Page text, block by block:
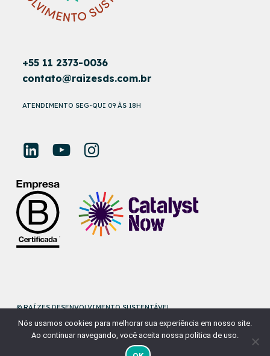
+55 11 2373-0036
contato@raizesds.com.br
ATENDIMENTO SEG-QUI 09 ÀS 18H
© RAÍZES DESENVOLVIMENTO SUSTENTÁVEL
DESENVOLVIDO PORNAÇÃODESIGN
Nós usamos cookies para melhorar sua experiência em nosso site.
Ao continuar navegando, você aceita nossa política de uso.